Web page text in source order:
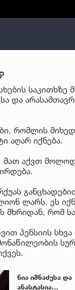
და
რომლის
აღარ იქნება.
მათ აქვთ
ლარს. ეს
რომ
პენსიის სხვა
ნია იმნაძესა და
ანასტასია